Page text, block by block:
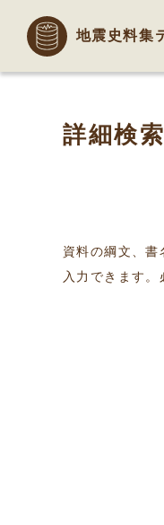
地震史料集
詳細検索
資料の綱文、
入力できます